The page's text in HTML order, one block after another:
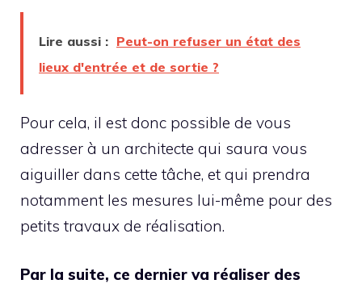
Lire aussi : Peut-on refuser un état des
lieux d'entrée et de sortie ?
Pour cela, il est donc possible de vous
adresser à un architecte qui saura vous
aiguiller dans cette tâche, et qui prendra
notamment les mesures lui-même pour des
petits travaux de réalisation.
Par la suite, ce dernier va réaliser des